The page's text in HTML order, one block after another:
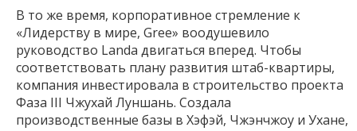
В то же время, корпоративное стремление к
«Лидерству в мире, Gree» воодушевило
руководство Landa двигаться вперед. Чтобы
соответствовать плану развития штаб-квартиры,
компания инвестировала в строительство проекта
Фаза III Чжухай Луншань. Создала
производственные базы в Хэфэй, Чжэнчжоу и Ухане,